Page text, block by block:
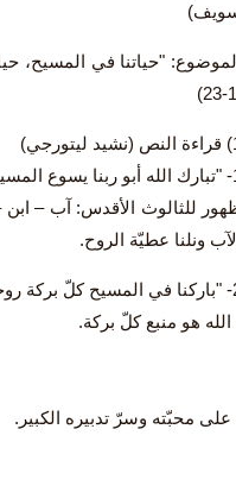
المسيح"
للثالوث الأقدس: آب –
ونلنا عطيّة الروح.
الله هو منبع كلّ بركة.
على محبّته وسرّ تدبيره الكبير.